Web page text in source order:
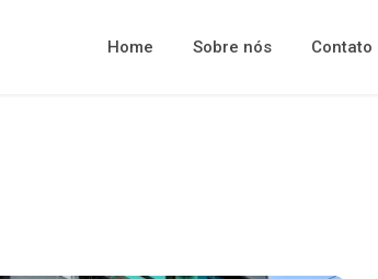
Home Sobre nós Contato